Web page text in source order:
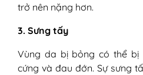
trở nên nặng hơn.
3. Sưng tấy
Vùng da bị bỏng có thể bị
cứng và đau đớn. Sự sưng